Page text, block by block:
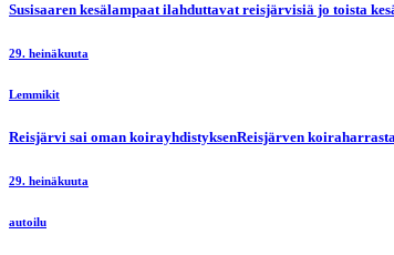
Susisaaren kesälampaat ilahduttavat reisjärvisiä jo toista
29. heinäkuuta
Lemmikit
Reisjärvi sai oman koirayhdistyksenReisjärven
29. heinäkuuta
autoilu